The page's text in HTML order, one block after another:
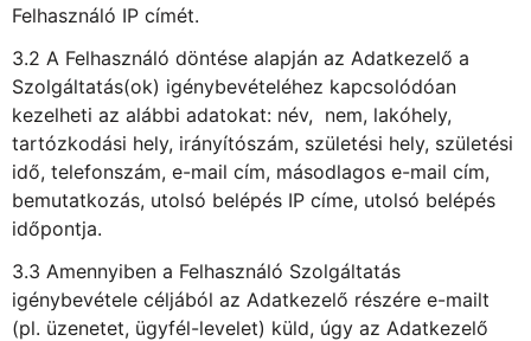
Felhasználó IP címét.
3.2 A Felhasználó döntése alapján az Adatkezelő a
Szolgáltatás(ok) igénybevételéhez kapcsolódóan
kezelheti az alábbi adatokat: név, nem, lakóhely,
tartózkodási hely, irányítószám, születési hely, születési
idő, telefonszám, e-mail cím, másodlagos e-mail cím,
bemutatkozás, utolsó belépés IP címe, utolsó belépés
időpontja.
3.3 Amennyiben a Felhasználó Szolgáltatás
igénybevétele céljából az Adatkezelő részére e-mailt
(pl. üzenetet, ügyfél-levelet) küld, úgy az Adatkezelő